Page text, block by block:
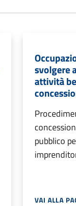
svolgere
attività
pubblico
VAI ALLA